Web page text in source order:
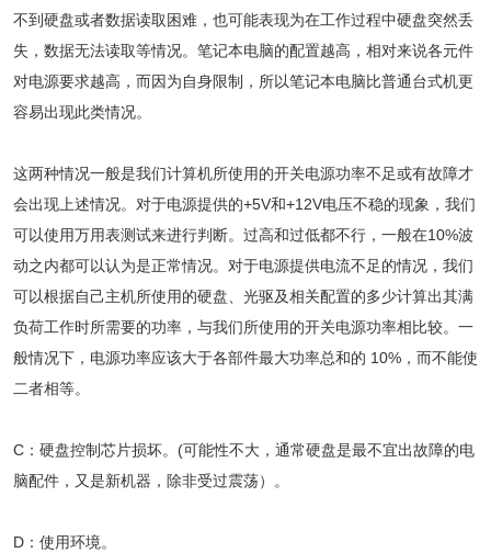
不到硬盘或者数据读取困难，也可能表现为在工作过程中硬盘突然丢
失，数据无法读取等情况。笔记本电脑的配置越高，相对来说各元件
对电源要求越高，而因为自身限制，所以笔记本电脑比普通台式机更
容易出现此类情况。
这两种情况一般是我们计算机所使用的开关电源功率不足或有故障才
会出现上述情况。对于电源提供的+5V和+12V电压不稳的现象，我们
可以使用万用表测试来进行判断。过高和过低都不行，一般在10%波
动之内都可以认为是正常情况。对于电源提供电流不足的情况，我们
可以根据自己主机所使用的硬盘、光驱及相关配置的多少计算出其满
负荷工作时所需要的功率，与我们所使用的开关电源功率相比较。一
般情况下，电源功率应该大于各部件最大功率总和的 10%，而不能使
二者相等。
C：硬盘控制芯片损坏。(可能性不大，通常硬盘是最不宜出故障的电
脑配件，又是新机器，除非受过震荡）。
D：使用环境。